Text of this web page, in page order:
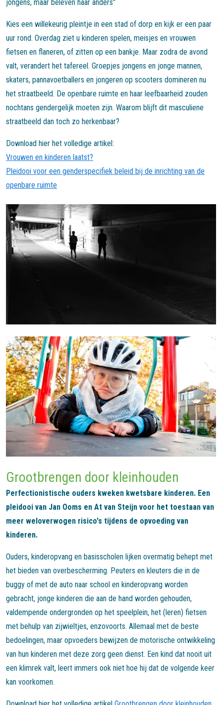
jongens, maar beleven haar anders"
Kies een willekeurig pleintje in een stad of dorp en kijk er een paar
uur rond. Overdag ziet u kinderen spelen, meisjes en vrouwen
fietsen en flaneren, of zitten op een bankje. Maar zodra de avond
valt, verandert het tafereel. Groepjes jongens en jonge mannen,
skaters, pannavoetballers en jongeren op scooters domineren nu
het straatbeeld. De openbare ruimte en haar leefbaarheid zouden
nochtans gendergelijk moeten zijn. Waarom blijft dit masculiene
straatbeeld dan toch zo herkenbaar?
Download hier het volledige artikel:
Vrouwen en kinderen laatst?
Pleidooi voor een genderspecifiek beleid bij de inrichting van de
openbare ruimte
Grootbrengen door kleinhouden
Perfectionistische ouders kweken kwetsbare kinderen. Een
pleidooi van Jan Ooms en At van Steijn voor het toestaan van
meer weloverwogen risico's tijdens de opvoeding van
kinderen.
Ouders, kinderopvang en basisscholen lijken overmatig behept met
het bieden van overbescherming. Peuters en kleuters die in de
buggy of met de auto naar school en kinderopvang worden
gebracht, jonge kinderen die aan de hand worden gehouden,
valdempende ondergronden op het speelplein, het (leren) fietsen
met behulp van zijwieltjes, enzovoorts. Allemaal met de beste
bedoelingen, maar opvoeders bewijzen de motorische ontwikkeling
van hun kinderen met deze zorg geen dienst. Een kind dat nooit uit
een klimrek valt, leert immers ook niet hoe hij dat de volgende keer
kan voorkomen.